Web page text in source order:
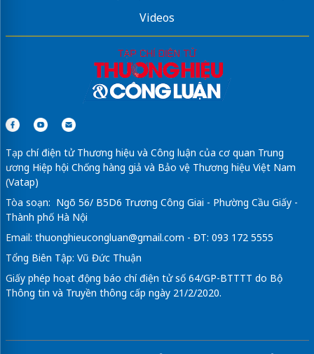
Videos
Tạp chí điện tử Thương hiệu và Công luận của cơ quan Trung
ương Hiệp hội Chống hàng giả và Bảo vệ Thương hiệu Việt Nam
(Vatap)
Tòa soạn: Ngõ 56/ B5D6 Trương Công Giai - Phường Cầu Giấy -
Thành phố Hà Nội
Email: thuonghieucongluan@gmail.com - ĐT: 093 172 5555
Tổng Biên Tập: Vũ Đức Thuận
Giấy phép hoạt động báo chí điện tử số 64/GP-BTTTT do Bộ
Thông tin và Truyền thông cấp ngày 21/2/2020.